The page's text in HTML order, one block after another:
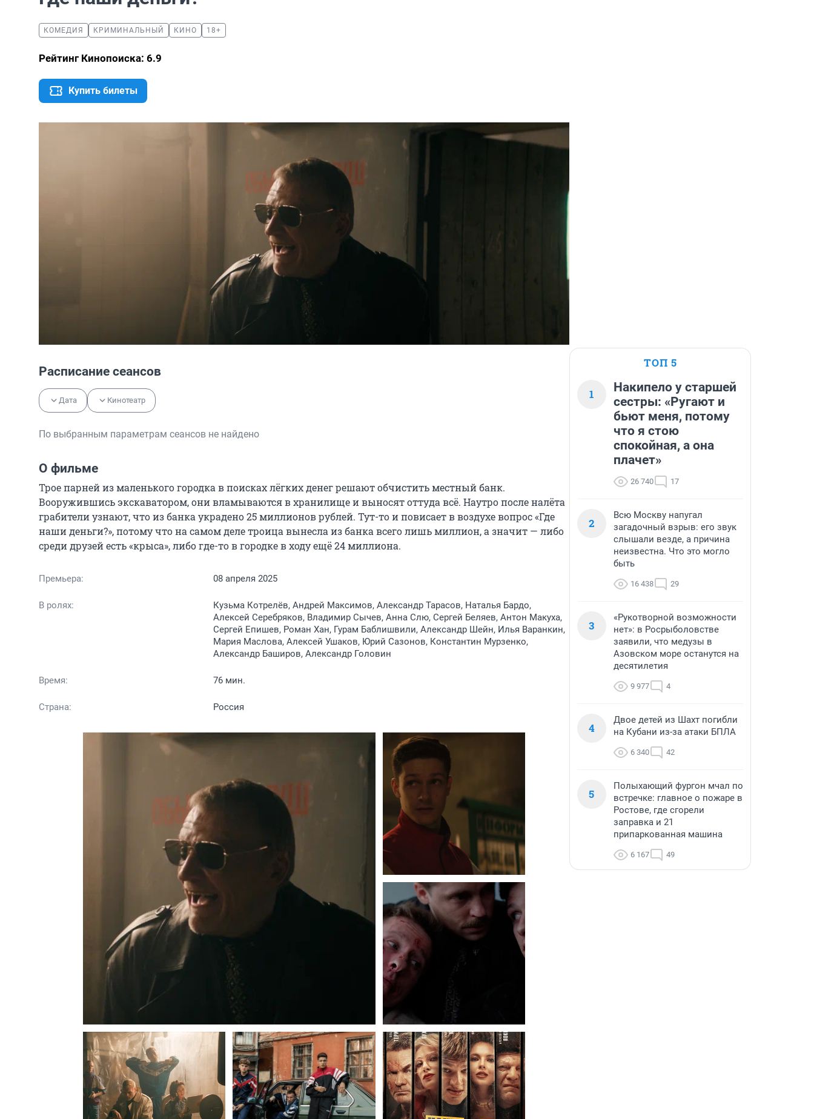
КОМЕДИЯ КРИМИНАЛЬНЫЙ КИНО 18+
Рейтинг Кинопоиска: 6.9
Купить билеты
Расписание сеансов
Дата Кинотеатр
По выбранным параметрам сеансов не найдено
О фильме
Трое парней из маленького городка в поисках лёгких денег решают обчистить местный банк.
Вооружившись экскаватором, они вламываются в хранилище и выносят оттуда всё. Наутро после налёта
грабители узнают, что из банка украдено 25 миллионов рублей. Тут-то и повисает в воздухе вопрос «Где
наши деньги?», потому что на самом деле троица вынесла из банка всего лишь миллион, а значит — либо
среди друзей есть «крыса», либо где-то в городке в ходу ещё 24 миллиона.
Премьера: 08 апреля 2025
В ролях:
Кузьма Котрелёв, Андрей Максимов, Александр Тарасов, Наталья Бардо,
Алексей Серебряков, Владимир Сычев, Анна Слю, Сергей Беляев, Антон Макуха,
Сергей Епишев, Роман Хан, Гурам Баблишвили, Александр Шейн, Илья Варанкин,
Мария Маслова, Алексей Ушаков, Юрий Сазонов, Константин Мурзенко,
Александр Баширов, Александр Головин
Время: 76 мин.
Страна: Россия
ТОП 5
1
Накипело у старшей
сестры: «Ругают и
бьют меня, потому
что я стою
спокойная, а она
плачет»
26 740 17
2
Всю Москву напугал
загадочный взрыв: его звук
слышали везде, а причина
неизвестна. Что это могло
быть
16 438 29
3
«Рукотворной возможности
нет»: в Росрыболовстве
заявили, что медузы в
Азовском море останутся на
десятилетия
9 977 4
4
Двое детей из Шахт погибли
на Кубани из-за атаки БПЛА
6 340 42
5
Полыхающий фургон мчал по
встречке: главное о пожаре в
Ростове, где сгорели
заправка и 21
припаркованная машина
6 167 49